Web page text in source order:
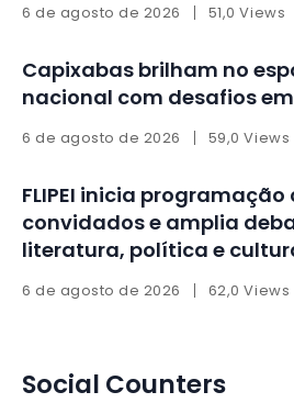
6 de agosto de 2026 51,0 Views
Capixabas brilham no
nacional com desafios
6 de agosto de 2026 59,0 Views
FLIPEI inicia programação
convidados e amplia
literatura, política e
6 de agosto de 2026 62,0 Views
Social Counters